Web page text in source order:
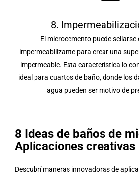
8.
El microcemento puede sellarse
impermeabilizante para crear una
impermeable. Esta característica lo
ideal para cuartos de baño, donde los
agua pueden ser motivo de
8 Ideas de baños de
Aplicaciones creativas
Descubrí maneras innovadoras de